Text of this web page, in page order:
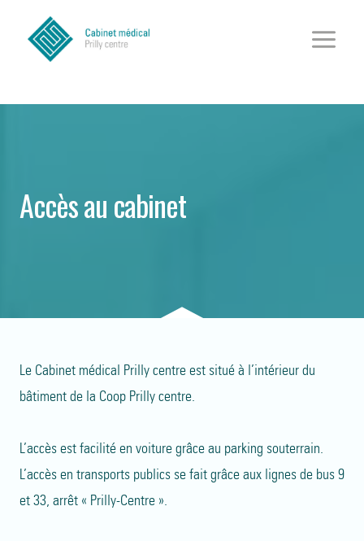
contenu
Accès au cabinet
Le Cabinet médical Prilly centre est situé à l’intérieur du
bâtiment de la Coop Prilly centre.
L’accès est facilité en voiture grâce au parking souterrain.
L’accès en transports publics se fait grâce aux lignes de bus 9
et 33, arrêt « Prilly-Centre ».